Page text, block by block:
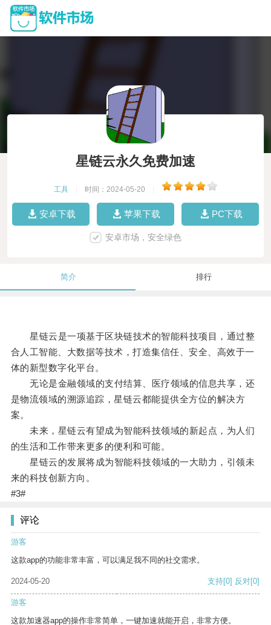
星链云永久免费加速
工具 时间：2024-05-20
安卓下载 苹果下载 PC下载
安卓市场，安全绿色
简介 排行
星链云是一项基于区块链技术的智能科技项目，通过整
合人工智能、大数据等技术，打造集信任、安全、高效于一
体的新型数字化平台。
无论是金融领域的支付结算、医疗领域的信息共享，还
是物流领域的溯源追踪，星链云都能提供全方位的解决方
案。
未来，星链云有望成为智能科技领域的新起点，为人们
的生活和工作带来更多的便利和可能。
星链云的发展将成为智能科技领域的一大助力，引领未
来的科技创新方向。
#3#
评论
游客
这款app的功能非常丰富，可以满足我不同的社交需求。
2024-05-20 支持[0] 反对[0]
游客
这款加速器app的操作非常简单，一键加速就能开启，非常方便。